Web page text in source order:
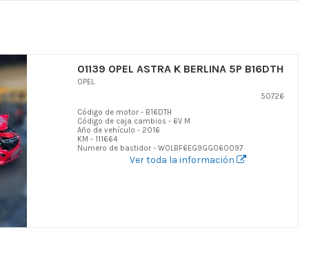
01139 OPEL ASTRA K BERLINA 5P B16DTH
OPEL
50726
Código de motor - B16DTH
Código de caja cambios - 6V M
Año de vehículo - 2016
KM - 111664
Numero de bastidor - W0LBF6EG9GG060097
Ver toda la información